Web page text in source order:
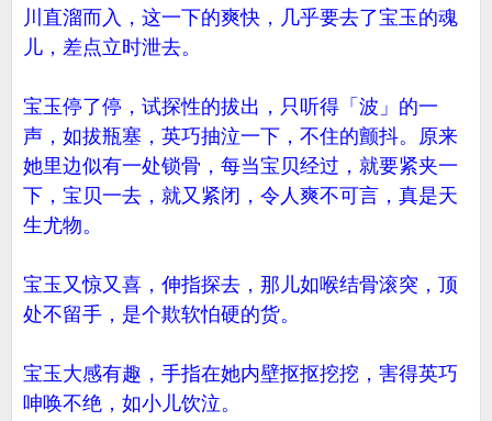
川直溜而入，这一下的爽快，几乎要去了宝玉的魂
儿，差点立时泄去。
宝玉停了停，试探性的拔出，只听得「波」的一
声，如拔瓶塞，英巧抽泣一下，不住的颤抖。原来
她里边似有一处锁骨，每当宝贝经过，就要紧夹一
下，宝贝一去，就又紧闭，令人爽不可言，真是天
生尤物。
宝玉又惊又喜，伸指探去，那儿如喉结骨滚突，顶
处不留手，是个欺软怕硬的货。
宝玉大感有趣，手指在她内壁抠抠挖挖，害得英巧
呻唤不绝，如小儿饮泣。